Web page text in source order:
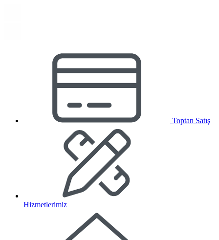
Toptan Satış
Hizmetlerimiz